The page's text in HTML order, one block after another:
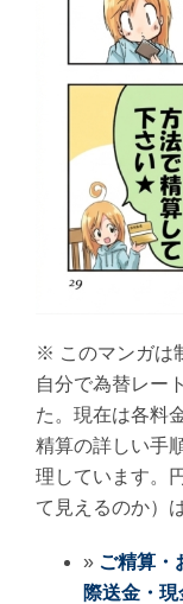
※ このマンガは
自分で為替レー
た。現在は各料
精算の詳しい手
理しています。
て見えるのか）
» ご精算・
際送金・現